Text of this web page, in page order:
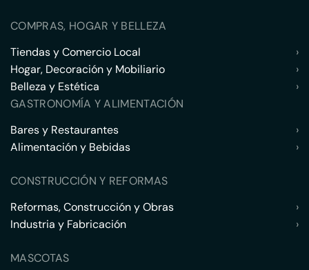
COMPRAS, HOGAR Y BELLEZA
Tiendas y Comercio Local
›
Hogar, Decoración y Mobiliario
›
Belleza y Estética
›
GASTRONOMÍA Y ALIMENTACIÓN
Bares y Restaurantes
›
Alimentación y Bebidas
›
CONSTRUCCIÓN Y REFORMAS
Reformas, Construcción y Obras
›
Industria y Fabricación
›
MASCOTAS